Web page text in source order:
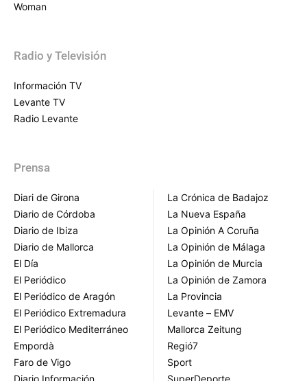
Woman
Radio y Televisión
Información TV
Levante TV
Radio Levante
Prensa
Diari de Girona
Diario de Córdoba
Diario de Ibiza
Diario de Mallorca
El Día
El Periódico
El Periódico de Aragón
El Periódico Extremadura
El Periódico Mediterráneo
Empordà
Faro de Vigo
Diario Información
La Crónica de Badajoz
La Nueva España
La Opinión A Coruña
La Opinión de Málaga
La Opinión de Murcia
La Opinión de Zamora
La Provincia
Levante – EMV
Mallorca Zeitung
Regió7
Sport
SuperDeporte